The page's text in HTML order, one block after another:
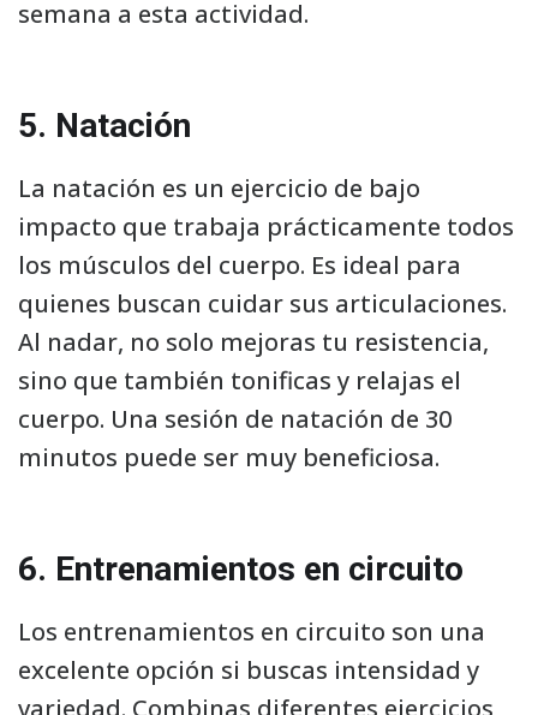
semana a esta actividad.
5. Natación
La natación es un ejercicio de bajo
impacto que trabaja prácticamente todos
los músculos del cuerpo. Es ideal para
quienes buscan cuidar sus articulaciones.
Al nadar, no solo mejoras tu resistencia,
sino que también tonificas y relajas el
cuerpo. Una sesión de natación de 30
minutos puede ser muy beneficiosa.
6. Entrenamientos en circuito
Los entrenamientos en circuito son una
excelente opción si buscas intensidad y
variedad. Combinas diferentes ejercicios